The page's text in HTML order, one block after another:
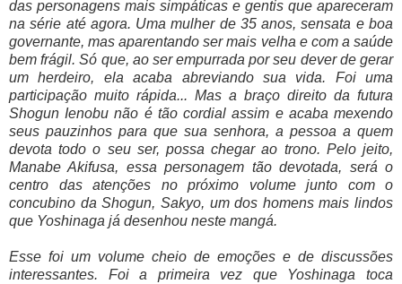
das personagens mais simpáticas e gentis que apareceram
na série até agora. Uma mulher de 35 anos, sensata e boa
governante, mas aparentando ser mais velha e com a saúde
bem frágil. Só que, ao ser empurrada por seu dever de gerar
um herdeiro, ela acaba abreviando sua vida. Foi uma
participação muito rápida... Mas a braço direito da futura
Shogun Ienobu não é tão cordial assim e acaba mexendo
seus pauzinhos para que sua senhora, a pessoa a quem
devota todo o seu ser, possa chegar ao trono. Pelo jeito,
Manabe Akifusa, essa personagem tão devotada, será o
centro das atenções no próximo volume junto com o
concubino da Shogun, Sakyo, um dos homens mais lindos
que Yoshinaga já desenhou neste mangá.
Esse foi um volume cheio de emoções e de discussões
interessantes. Foi a primeira vez que Yoshinaga toca